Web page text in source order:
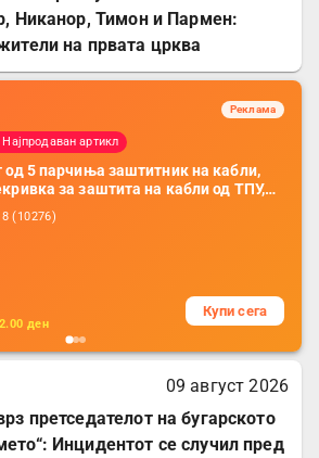
Никанор, Тимон и Пармен:
на првата црква
Реклама
артикл
од 5 парчиња заштитник на кабли,
за заштита на кабли од ТПУ,
за заштита на кабли, без
за мобилни телефони, комплет
(10276)
ден
Купи сега
09 август 2026
претседателот на бугарското
Инцидентот се случил пред